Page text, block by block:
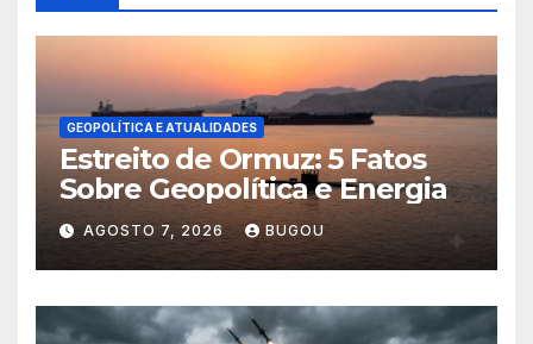
GEOPOLÍTICA E ATUALIDADES
Estreito de Ormuz: 5 Fatos
Sobre Geopolítica e Energia
AGOSTO 7, 2026 BUGOU